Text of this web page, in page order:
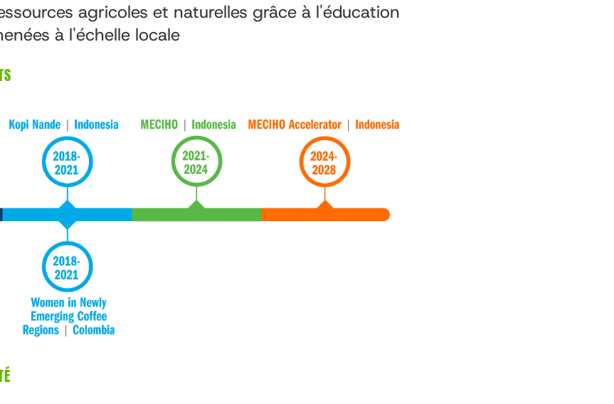
agricoles et naturelles grâce à l'éducation
à l'échelle locale